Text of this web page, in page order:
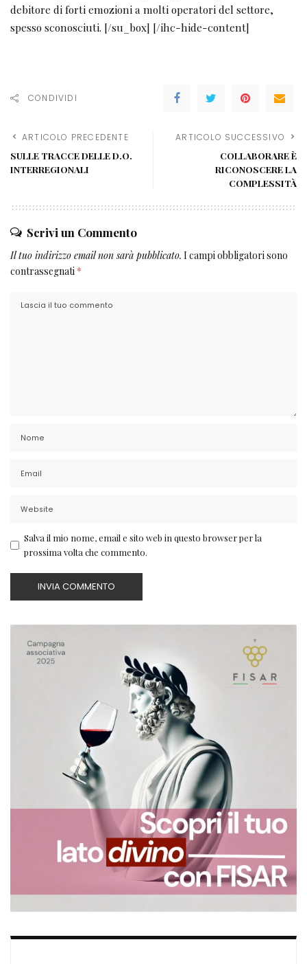
debitore di forti emozioni a molti operatori del settore,
spesso sconosciuti. [/su_box] [/ihc-hide-content]
CONDIVIDI
ARTICOLO PRECEDENTE
SULLE TRACCE DELLE D.O.
INTERREGIONALI
ARTICOLO SUCCESSIVO
COLLABORARE È
RICONOSCERE LA
COMPLESSITÀ
Scrivi un Commento
Il tuo indirizzo email non sarà pubblicato. I campi obbligatori sono
contrassegnati *
Salva il mio nome, email e sito web in questo browser per la
prossima volta che commento.